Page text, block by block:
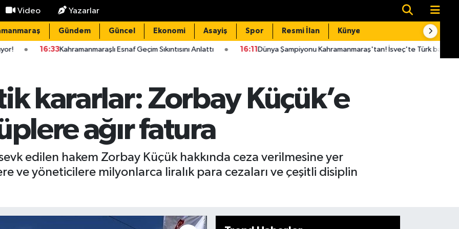
Video Yazarlar
Gündem Güncel Ekonomi Asayiş Spor Resmi İlan Künye
Kahramanmaraşlı Esnaf Geçim Sıkıntısını Anlattı 16:11Dünya Şampiyonu Kahramanmaraş'tan! İsveç'te Türk bayrağını göndere
kararlar: Zorbay Küçük’e
ağır fatura
edilen hakem Zorbay Küçük hakkında ceza verilmesine yer
ve yöneticilere milyonlarca liralık para cezaları ve çeşitli disiplin